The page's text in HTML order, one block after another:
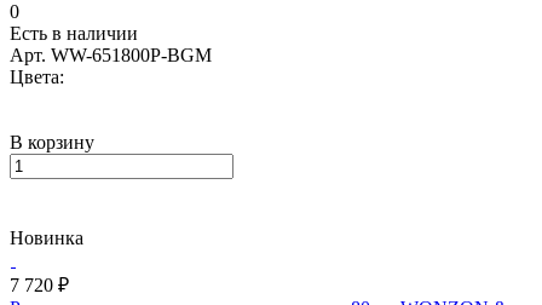
0
Есть в наличии
Арт. WW-651800P-BGM
Цвета:
В корзину
Новинка
7 720 ₽